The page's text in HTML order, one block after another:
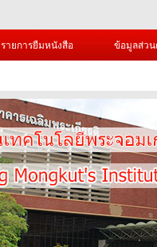
รายการยืมหนังสือ ข้อมูลส่ว